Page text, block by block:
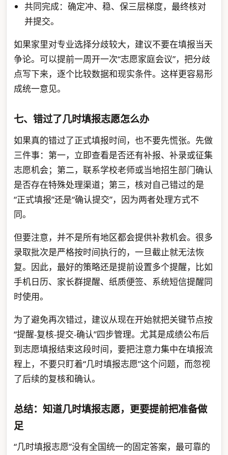
共同完成：确定冲、稳、保三层梯度，最终核对
并提交。
如果家里对专业选择分歧较大，建议不要在填报当天
争论。可以提前一周开一次“志愿家庭会议”，把分歧
点写下来，逐个比较数据和现实条件。这样更容易形
成统一意见。
七、错过了几时填报志愿怎么办
如果真的错过了正式填报时间，也不要先慌张。先做
三件事：第一，立即查看是否还有补报、补录或征集
志愿机会；第二，联系学校老师或当地招生部门确认
是否存在特殊处理渠道；第三，核对自己错过的是
“正式填报”还是“确认提交”，因为两者处理方式不
同。
但要注意，并不是所有地区都会提供补救机会。很多
录取批次是严格按时间执行的，一旦截止就无法恢
复。因此，最好的策略还是提前设置多个提醒，比如
手机日历、家长群提醒、纸质便签、系统短信提醒同
时使用。
为了避免再次错过，建议从现在开始就把关键节点按
“提醒-复核-提交-确认”四步管理。尤其是成绩公布后
到志愿填报结束这段时间，要把注意力集中在填报流
程上，不要只盯着“几时填报志愿”这个问题，而忽视
了后续的复核和确认。
总结：知道几时填报志愿，更要提前把准备做
足
“几时填报志愿”没有全国统一的固定答案，最可靠的